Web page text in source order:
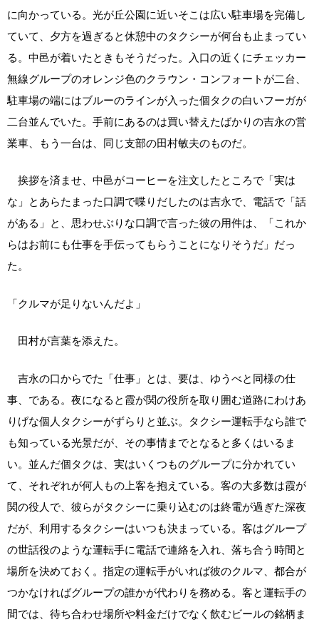
に向かっている。光が丘公園に近いそこは広い駐車場を完備し
ていて、夕方を過ぎると休憩中のタクシーが何台も止まってい
る。中邑が着いたときもそうだった。入口の近くにチェッカー
無線グループのオレンジ色のクラウン・コンフォートが二台、
駐車場の端にはブルーのラインが入った個タクの白いフーガが
二台並んでいた。手前にあるのは買い替えたばかりの吉永の営
業車、もう一台は、同じ支部の田村敏夫のものだ。
挨拶を済ませ、中邑がコーヒーを注文したところで「実は
な」とあらたまった口調で喋りだしたのは吉永で、電話で「話
がある」と、思わせぶりな口調で言った彼の用件は、「これか
らはお前にも仕事を手伝ってもらうことになりそうだ」だっ
た。
「クルマが足りないんだよ」
田村が言葉を添えた。
吉永の口からでた「仕事」とは、要は、ゆうべと同様の仕
事、である。夜になると霞が関の役所を取り囲む道路にわけあ
りげな個人タクシーがずらりと並ぶ。タクシー運転手なら誰で
も知っている光景だが、その事情までとなると多くはいるま
い。並んだ個タクは、実はいくつものグループに分かれてい
て、それぞれが何人もの上客を抱えている。客の大多数は霞が
関の役人で、彼らがタクシーに乗り込むのは終電が過ぎた深夜
だが、利用するタクシーはいつも決まっている。客はグループ
の世話役のような運転手に電話で連絡を入れ、落ち合う時間と
場所を決めておく。指定の運転手がいれば彼のクルマ、都合が
つかなければグループの誰かが代わりを務める。客と運転手の
間では、待ち合わせ場所や料金だけでなく飲むビールの銘柄ま